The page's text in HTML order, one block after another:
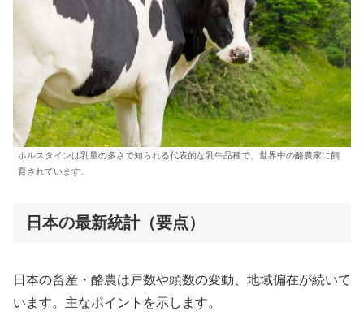
ホルスタインは乳量の多さで知られる代表的な乳牛品種で、世界中の酪農家に飼
育されています。
日本の最新統計（要点）
日本の畜産・酪農は戸数や頭数の変動、地域偏在が続いて
います。主なポイントを示します。